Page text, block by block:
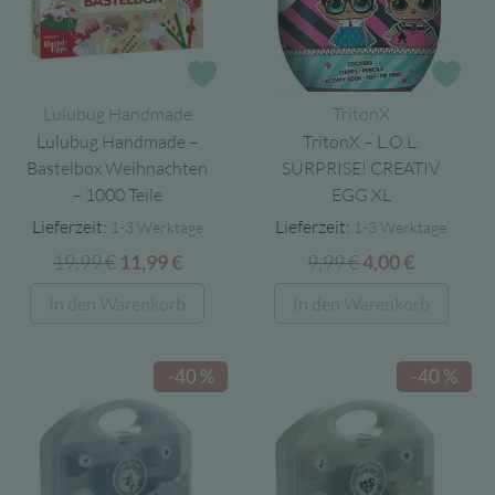
Zur Wunschliste
Lulubug Handmade
Lulubug Handmade –
Bastelbox Weihnachten
– 1000 Teile
Lieferzeit: 1-3 Werktage
19,99€ Ursprünglicher
Preis
war:
11,99€Aktueller
Preis
ist:
In den Warenkorb
TritonX
TritonX – L.O.L.
SURPRISE! CREATIV
EGG XL
Lieferzeit: 1-3 Werktage
9,99€Ursprünglicher
Preis
war:
4,00€
Preis
ist:
In den Warenkorb
-40 % -40 %